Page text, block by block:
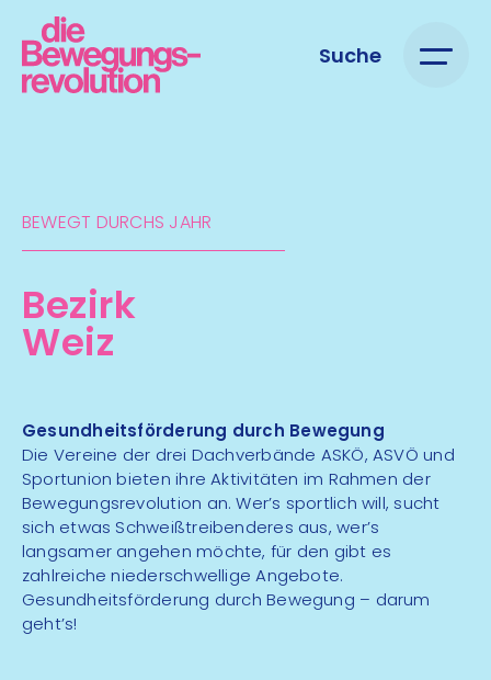
Suche
BEWEGT DURCHS JAHR
Bezirk
Weiz
Gesundheitsförderung durch Bewegung
Die Vereine der drei Dachverbände ASKÖ, ASVÖ und
Sportunion bieten ihre Aktivitäten im Rahmen der
Bewegungsrevolution an. Wer’s sportlich will, sucht
sich etwas Schweißtreibenderes aus, wer’s
langsamer angehen möchte, für den gibt es
zahlreiche niederschwellige Angebote.
Gesundheitsförderung durch Bewegung – darum
geht’s!